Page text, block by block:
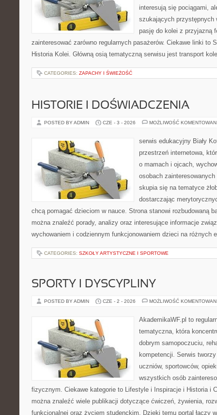
interesują się pociągami,
szukających przystępnych
pasję do kolei z przyjazną
zainteresować zarówno regularnych pasażerów. Ciekawe linki to
Historia Kolei. Główną osią tematyczną serwisu jest transport
CATEGORIES: ZAPACHY I ŚWIEŻOŚĆ
HISTORIE I DOŚWIADCZENIA
POSTED BY ADMIN CZE - 3 - 2026 MOŻLIWOŚĆ
serwis edukacyjny Biały
przestrzeń internetowa,
o mamach i ojcach,
osobach
skupia się na tematyce
dostarczając
chcą pomagać dzieciom w nauce. Strona stanowi rozbudowaną
można znaleźć porady, analizy oraz interesujące informacje
wychowaniem i codziennym funkcjonowaniem dzieci na różnych
CATEGORIES: SZKOŁY ARTYSTYCZNE I SPORTOWE
SPORTY I DYSCYPLINY
POSTED BY ADMIN CZE - 2 - 2026 MOŻLIWOŚĆ
AkademikaWF.pl to
tematyczna, która
dobrym samopoczuciu,
kompetencji. Serwis
uczniów, sportowców,
wszystkich osób
fizycznym. Ciekawe kategorie to Lifestyle i Inspiracje i Historia i
można znaleźć wiele publikacji dotyczące ćwiczeń, żywienia,
funkcjonalnej oraz życiem studenckim. Dzięki temu portal łączy